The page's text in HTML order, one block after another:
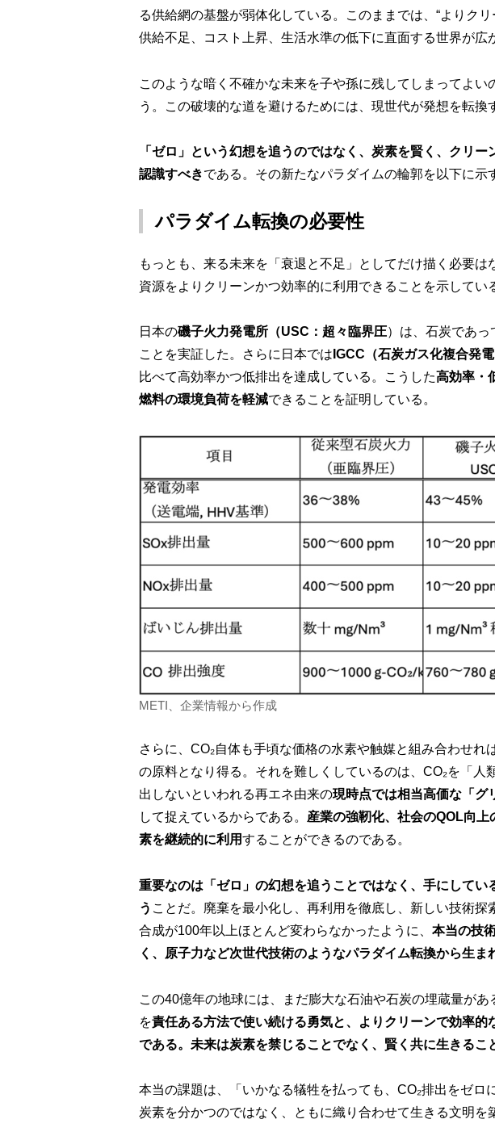
る供給網の基盤が弱体化している。このままでは、“よりクリ
供給不足、コスト上昇、生活水準の低下に直面する世界が広
このような暗く不確かな未来を子や孫に残してしまってよい
う。この破壊的な道を避けるためには、現世代が発想を転換
「ゼロ」という幻想を追うのではなく、炭素を賢く、クリ
認識すべきである。その新たなパラダイムの輪郭を以下に示
パラダイム転換の必要性
もっとも、来る未来を「衰退と不足」としてだけ描く必要は
資源をよりクリーンかつ効率的に利用できることを示してい
日本の磯子火力発電所（USC ：超々臨界圧）は、石炭であ
ことを実証した。さらに日本では IGCC （石炭ガス化複合発電
比べて高効率かつ低排出を達成している。こうした高効率・
燃料の環境負荷を軽減できることを証明している。
METI、企業情報から作成
さらに、CO₂自体も手頃な価格の水素や触媒と組み合わせれ
の原料となり得る。それを難しくしているのは、CO₂を「人
出しないといわれる再エネ由来の現時点では相当高価な「グ
して捉えているからである。 産業の強靭化、社会のQOL向上
素を継続的に利用することができるのである。
重要なのは「ゼロ」の幻想を追うことではなく、手にしてい
う ことだ。廃棄を最小化し、再利用を徹底し、新しい技術探
合成が100年以上ほとんど変わらなかったように、 本当の技
く、原子力など次世代技術のようなパラダイム転換から生ま
この40億年の地球には、まだ膨大な石油や石炭の埋蔵量が
を責任ある方法で使い続ける勇気と、よりクリーンで効率的
である。未来は炭素を禁じることでなく、賢く共に生きるこ
本当の課題は、「いかなる犠牲を払っても、CO₂排出をゼロ
炭素を分かつのではなく、ともに織り合わせて生きる文明を